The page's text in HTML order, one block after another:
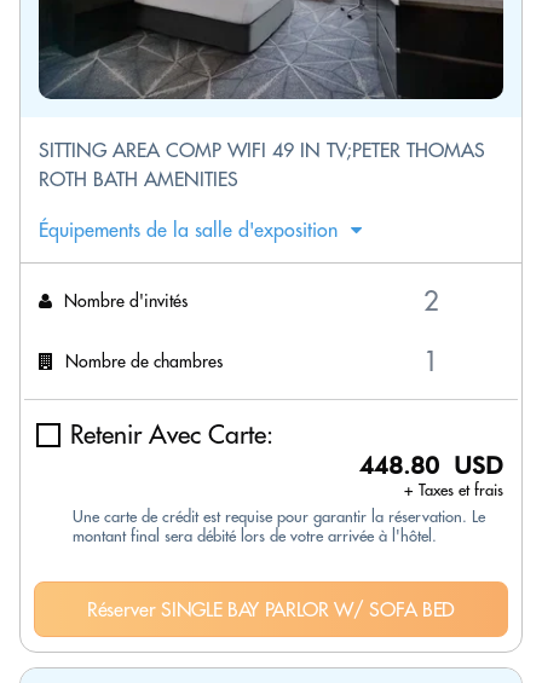
SITTING AREA COMP WIFI 49 IN TV;PETER THOMAS
ROTH BATH AMENITIES
Équipements de la salle d'exposition
Nombre d'invités
Nombre de chambres
Retenir Avec Carte:
448.80 USD
+ Taxes et frais
Une carte de crédit est requise pour garantir la réservation. Le
montant final sera débité lors de votre arrivée à l'hôtel.
Réserver SINGLE BAY PARLOR W/ SOFA BED